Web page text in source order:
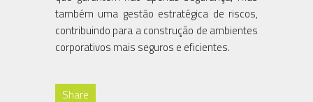
também uma gestão estratégica de riscos,
contribuindo para a construção de ambientes
corporativos mais seguros e eficientes.
Share